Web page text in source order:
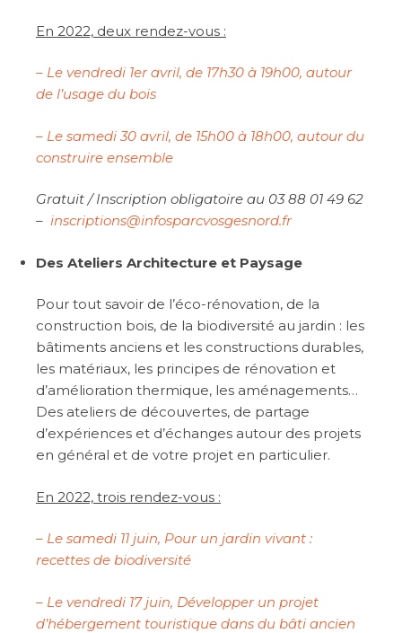
En 2022, deux rendez-vous :
– Le vendredi 1er avril, de 17h30 à 19h00, autour
de l’usage du bois
– Le samedi 30 avril, de 15h00 à 18h00, autour du
construire ensemble
Gratuit / Inscription obligatoire au 03 88 01 49 62
– inscriptions@infosparcvosgesnord.fr
Des Ateliers Architecture et Paysage
Pour tout savoir de l’éco-rénovation, de la
construction bois, de la biodiversité au jardin : les
bâtiments anciens et les constructions durables,
les matériaux, les principes de rénovation et
d’amélioration thermique, les aménagements…
Des ateliers de découvertes, de partage
d’expériences et d’échanges autour des projets
en général et de votre projet en particulier.
En 2022, trois rendez-vous :
– Le samedi 11 juin, Pour un jardin vivant :
recettes de biodiversité
– Le vendredi 17 juin, Développer un projet
d’hébergement touristique dans du bâti ancien